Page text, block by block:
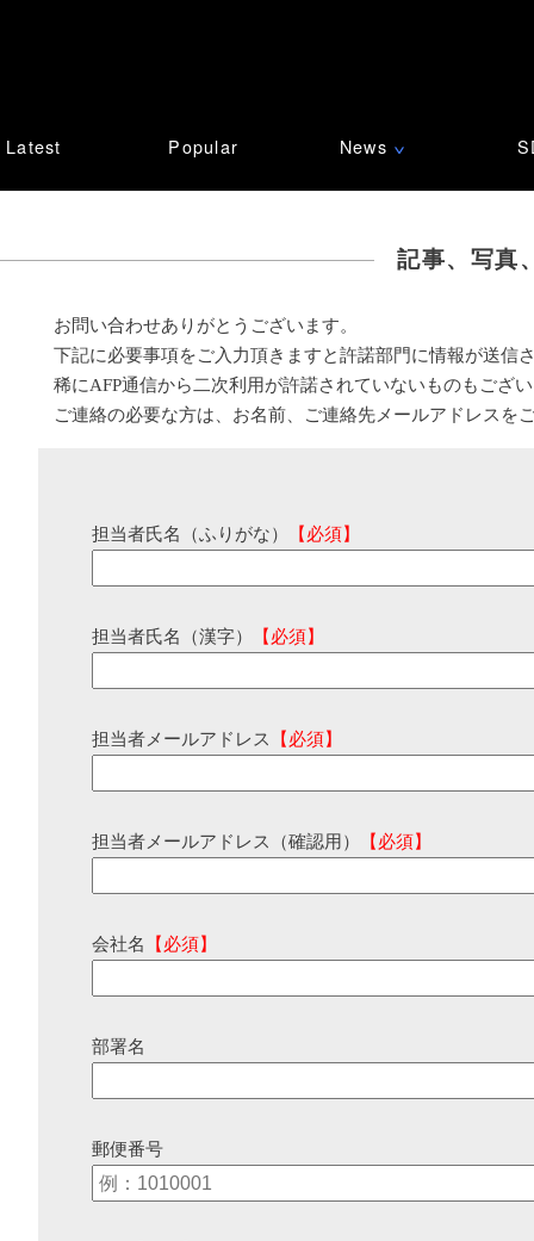
Latest Popular News ∨
記事、写真
お問い合わせありがとうございます。
下記に必要事項をご入力頂きますと許諾部門に情報が送信
稀にAFP通信から二次利用が許諾されていないものもござ
ご連絡の必要な方は、お名前、ご連絡先メールアドレスを
担当者氏名（ふりがな） 【必須】
担当者氏名（漢字） 【必須】
担当者メールアドレス 【必須】
担当者メールアドレス（確認用） 【必須】
会社名 【必須】
部署名
郵便番号